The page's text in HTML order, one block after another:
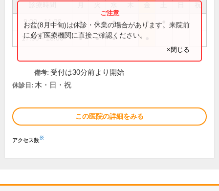
祝
9:00～11:30 ● ● ● ●
17:00～18:00 ● ● ●
お盆(8月中旬)は休診・休業の場合があります。来院前
に必ず医療機関に直接ご確認ください。
×閉じる
備考: 受付は30分前より開始
休診日: 木・日・祝
この医院の詳細をみる
アクセス数※